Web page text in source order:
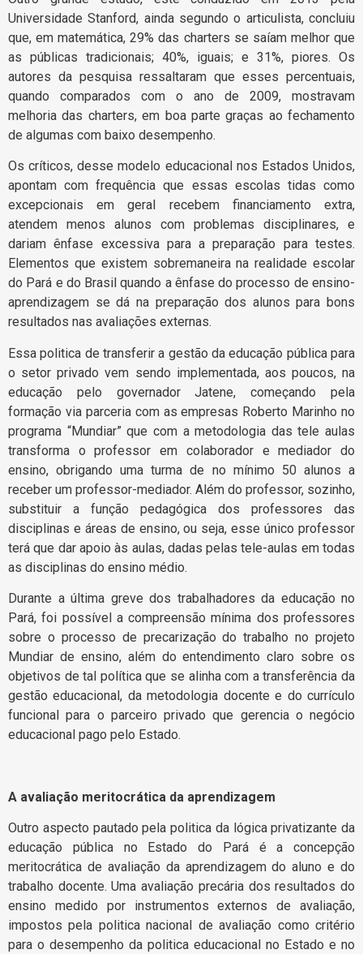
Universidade Stanford, ainda segundo o articulista, concluiu
que, em matemática, 29% das charters se saíam melhor que
as públicas tradicionais; 40%, iguais; e 31%, piores. Os
autores da pesquisa ressaltaram que esses percentuais,
quando comparados com o ano de 2009, mostravam
melhoria das charters, em boa parte graças ao fechamento
de algumas com baixo desempenho.
Os críticos, desse modelo educacional nos Estados Unidos,
apontam com frequência que essas escolas tidas como
excepcionais em geral recebem financiamento extra,
atendem menos alunos com problemas disciplinares, e
dariam ênfase excessiva para a preparação para testes.
Elementos que existem sobremaneira na realidade escolar
do Pará e do Brasil quando a ênfase do processo de ensino-
aprendizagem se dá na preparação dos alunos para bons
resultados nas avaliações externas.
Essa politica de transferir a gestão da educação pública para
o setor privado vem sendo implementada, aos poucos, na
educação pelo governador Jatene, começando pela
formação via parceria com as empresas Roberto Marinho no
programa “Mundiar” que com a metodologia das tele aulas
transforma o professor em colaborador e mediador do
ensino, obrigando uma turma de no mínimo 50 alunos a
receber um professor-mediador. Além do professor, sozinho,
substituir a função pedagógica dos professores das
disciplinas e áreas de ensino, ou seja, esse único professor
terá que dar apoio às aulas, dadas pelas tele-aulas em todas
as disciplinas do ensino médio.
Durante a última greve dos trabalhadores da educação no
Pará, foi possível a compreensão mínima dos professores
sobre o processo de precarização do trabalho no projeto
Mundiar de ensino, além do entendimento claro sobre os
objetivos de tal política que se alinha com a transferência da
gestão educacional, da metodologia docente e do currículo
funcional para o parceiro privado que gerencia o negócio
educacional pago pelo Estado.
A avaliação meritocrática da aprendizagem
Outro aspecto pautado pela politica da lógica privatizante da
educação pública no Estado do Pará é a concepção
meritocrática de avaliação da aprendizagem do aluno e do
trabalho docente. Uma avaliação precária dos resultados do
ensino medido por instrumentos externos de avaliação,
impostos pela politica nacional de avaliação como critério
para o desempenho da politica educacional no Estado e no